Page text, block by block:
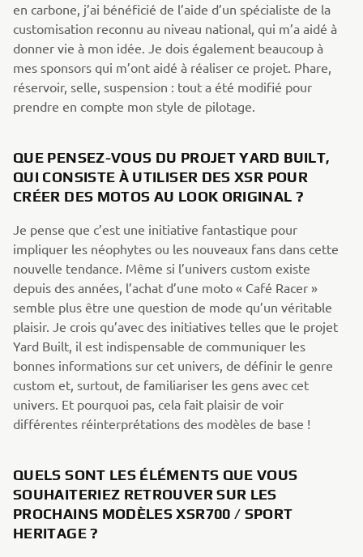
en carbone, j’ai bénéficié de l’aide d’un spécialiste de la
customisation reconnu au niveau national, qui m’a aidé à
donner vie à mon idée. Je dois également beaucoup à
mes sponsors qui m’ont aidé à réaliser ce projet. Phare,
réservoir, selle, suspension : tout a été modifié pour
prendre en compte mon style de pilotage.
QUE PENSEZ-VOUS DU PROJET YARD BUILT,
QUI CONSISTE À UTILISER DES XSR POUR
CRÉER DES MOTOS AU LOOK ORIGINAL ?
Je pense que c’est une initiative fantastique pour
impliquer les néophytes ou les nouveaux fans dans cette
nouvelle tendance. Même si l’univers custom existe
depuis des années, l’achat d’une moto « Café Racer »
semble plus être une question de mode qu’un véritable
plaisir. Je crois qu’avec des initiatives telles que le projet
Yard Built, il est indispensable de communiquer les
bonnes informations sur cet univers, de définir le genre
custom et, surtout, de familiariser les gens avec cet
univers. Et pourquoi pas, cela fait plaisir de voir
différentes réinterprétations des modèles de base !
QUELS SONT LES ÉLÉMENTS QUE VOUS
SOUHAITERIEZ RETROUVER SUR LES
PROCHAINS MODÈLES XSR700 / SPORT
HERITAGE ?